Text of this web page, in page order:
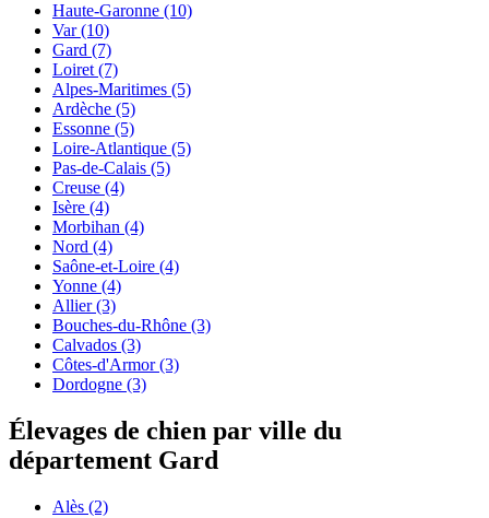
Haute-Garonne (10)
Var(10)
Gard (7)
Loiret(7)
Alpes-Maritimes (5)
Ardèche (5)
Essonne (5)
Loire-Atlantique (5)
Pas-de-Calais (5)
Creuse (4)
Isère (4)
Morbihan (4)
Nord (4)
Saône-et-Loire (4)
Yonne (4)
Allier(3)
Bouches-du-Rhône (3)
Calvados (3)
Côtes-d'Armor(3)
Dordogne (3)
Élevages de chien par ville du
département Gard
Alès (2)